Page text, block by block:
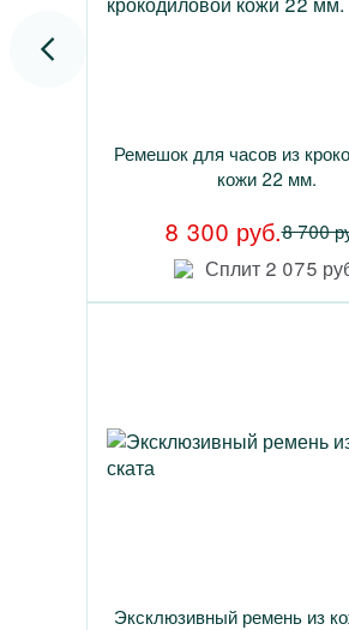
Ремешок для часов из
кожи 22 мм.
8 300 руб.8 700
Сплит 2 075
Эксклюзивный ремень из